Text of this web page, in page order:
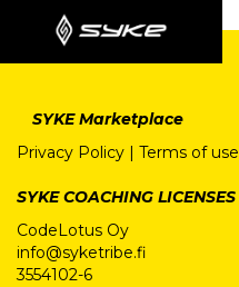
SYKE Marketplace
Privacy Policy | Terms of use
SYKE COACHING LICENSES
CodeLotus Oy
info@syketribe.fi
3554102-6